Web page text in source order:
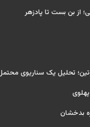
از بن بست تا پادزهر
تحلیل یک سناریوی
بدخشان